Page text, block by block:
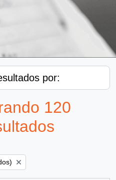
por:
120